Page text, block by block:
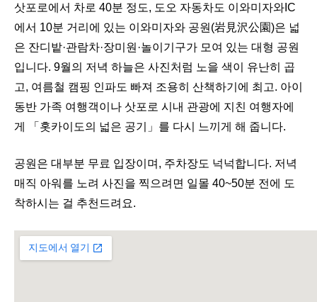
삿포로에서 차로 40분 정도, 도오 자동차도 이와미자와IC
에서 10분 거리에 있는 이와미자와 공원(岩見沢公園)은 넓
은 잔디밭·관람차·장미원·놀이기구가 모여 있는 대형 공원
입니다. 9월의 저녁 하늘은 사진처럼 노을 색이 유난히 곱
고, 여름철 캠핑 인파도 빠져 조용히 산책하기에 최고. 아이
동반 가족 여행객이나 삿포로 시내 관광에 지친 여행자에
게 「홋카이도의 넓은 공기」를 다시 느끼게 해 줍니다.
공원은 대부분 무료 입장이며, 주차장도 넉넉합니다. 저녁
매직 아워를 노려 사진을 찍으려면 일몰 40~50분 전에 도
착하시는 걸 추천드려요.